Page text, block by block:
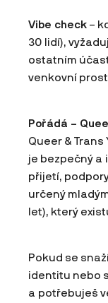
Vibe check –
30 lidí),
ostatním
venkovní
Pořádá –
Queer & Trans
je bezpečný a
přijetí,
určený mladým
let), který
Pokud se
identitu nebo
a potřebuješ